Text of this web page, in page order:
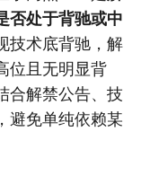
否处于背驰或中
技术底背驰，解
位且无明显背
合解禁公告、技
避免单纯依赖某